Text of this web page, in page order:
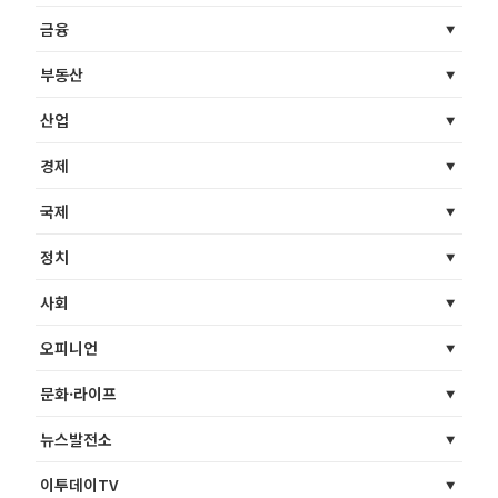
금융
부동산
산업
경제
국제
정치
사회
오피니언
문화·라이프
뉴스발전소
이투데이TV